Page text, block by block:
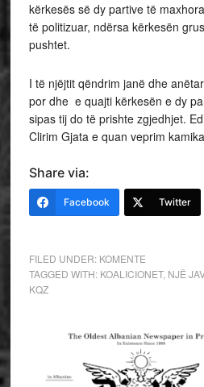
kërkesës së dy partive të
të politizuar, ndërsa kërkesën
pushtet.
I të njëjtit qëndrim janë dhe
por dhe e quajti kërkesën e dy
sipas tij do të prishte zgjedhjet.
Clirim Gjata e quan veprim
Share via:
Facebook Twitter
FILED UNDER: KOMENTE
TAGGED WITH: KOALICIONET, NJË
KQZ